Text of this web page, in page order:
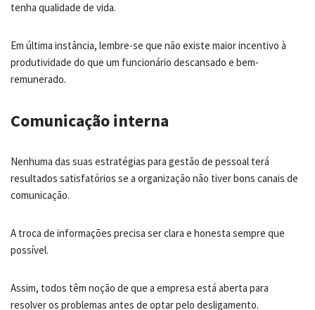
tenha qualidade de vida.
Em última instância, lembre-se que não existe maior incentivo à
produtividade do que um funcionário descansado e bem-
remunerado.
Comunicação interna
Nenhuma das suas estratégias para gestão de pessoal terá
resultados satisfatórios se a organização não tiver bons canais de
comunicação.
A troca de informações precisa ser clara e honesta sempre que
possível.
Assim, todos têm noção de que a empresa está aberta para
resolver os problemas antes de optar pelo desligamento.